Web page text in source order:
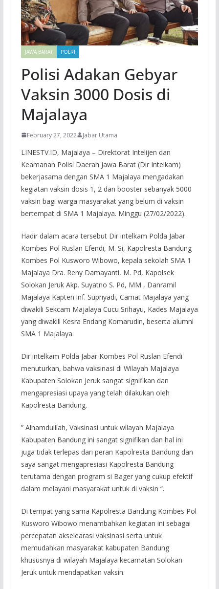
JAWA BARAT POLRI
Polisi Adakan Gebyar
Vaksin 3000 Dosis di
Majalaya
February 27, 2022 Jabar Utama
LINESTV.ID, Majalaya – Direktorat Intelijen dan
Keamanan Polisi Daerah Jawa Barat (Dir Intelkam)
bekerjasama dengan SMA 1 Majalaya mengadakan
kegiatan vaksin dosis 1, 2 dan booster sebanyak 5000
vaksin bagi warga masyarakat yang belum di vaksin
bertempat di SMA 1 Majalaya. Minggu (27/02/2022).
Hadir dalam acara tersebut Dir intelkam Polda Jabar
Kombes Pol Ruslan Efendi, M. Si, Kapolresta Bandung
Kombes Pol Kusworo Wibowo, kepala sekolah SMA 1
Majalaya Dra. Reny Damayanti, M. Pd, Kapolsek
Solokan Jeruk Akp. Suyatno S. Pd, MM , Danramil
Majalaya Kapten inf. Supriyadi, Camat Majalaya yang
diwakili Sekcam Majalaya Cucu Srihayu, Kades Majalaya
yang diwakili Kesra Endang Komarudin, beserta alumni
SMA 1 Majalaya.
Dir intelkam Polda Jabar Kombes Pol Ruslan Efendi
menuturkan, bahwa vaksinasi di Wilayah Majalaya
Kabupaten Solokan Jeruk sangat signifikan dan
mengapresiasi upaya yang telah dilakukan oleh
Kapolresta Bandung.
” Alhamdulilah, Vaksinasi untuk wilayah Majalaya
Kabupaten Bandung ini sangat signifikan dan hal ini
juga tidak terlepas dari peran Kapolresta Bandung dan
saya sangat mengapresiasi Kapolresta Bandung
terutama dengan program si Bager yang cukup efektif
dalam melayani masyarakat untuk di vaksin “.
Di tempat yang sama Kapolresta Bandung Kombes Pol
Kusworo Wibowo menambahkan kegiatan ini sebagai
percepatan akselearasi vaksinasi serta untuk
memudahkan masyarakat kabupaten Bandung
khususnya di wilayah Majalaya kecamatan Solokan
Jeruk untuk mendapatkan vaksin.